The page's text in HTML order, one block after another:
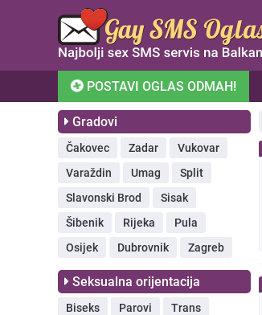
POSTAVI OGLAS ODMAH!
Gradovi
Čakovec Zadar
Vukovar
Varaždin
Umag
Split
Slavonski Brod
Sisak
Šibenik
Rijeka
Pula
Osijek
Dubrovnik Zagreb
Seksualna orijentacija
Biseks Parovi
Trans